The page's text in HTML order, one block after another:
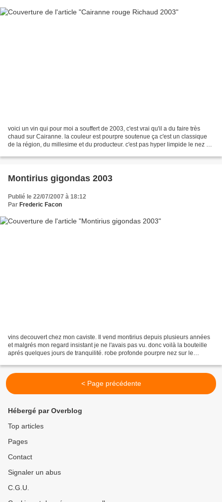
voici un vin qui pour moi a souffert de 2003, c'est vrai qu'il a du faire très
chaud sur Cairanne. la couleur est pourpre soutenue ça c'est un classique
de la région, du millesime et du producteur. c'est pas hyper limpide le nez est
Montirius gigondas 2003
Publié le 22/07/2007 à 18:12
Par Frederic Facon
vins decouvert chez mon caviste. Il vend montirius depuis plusieurs années
et malgrés mon regard insistant je ne l'avais pas vu. donc voilà la bouteille
aprés quelques jours de tranquilité. robe profonde pourpre nez sur le
< Page précédente
Hébergé par Overblog
Top articles
Pages
Contact
Signaler un abus
C.G.U.